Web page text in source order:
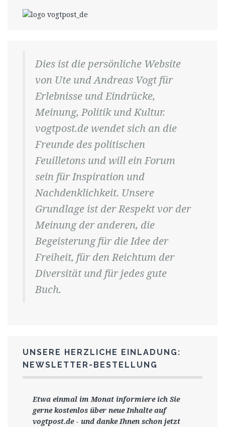
Dies ist die persönliche Website
von Ute und Andreas Vogt für
Erlebnisse und Eindrücke,
Meinung, Politik und Kultur.
vogtpost.de wendet sich an die
Freunde des politischen
Feuilletons und will ein Forum
sein für Inspiration und
Nachdenklichkeit. Unsere
Grundlage ist der Respekt vor der
Meinung der anderen, die
Begeisterung für die Idee der
Freiheit, für den Reichtum der
Diversität und für jedes gute
Buch.
UNSERE HERZLICHE EINLADUNG:
NEWSLETTER-BESTELLUNG
Etwa einmal im Monat informiere ich Sie
gernekostenlos über neue Inhalte auf
vogtpost.de- und danke Ihnen schon jetzt